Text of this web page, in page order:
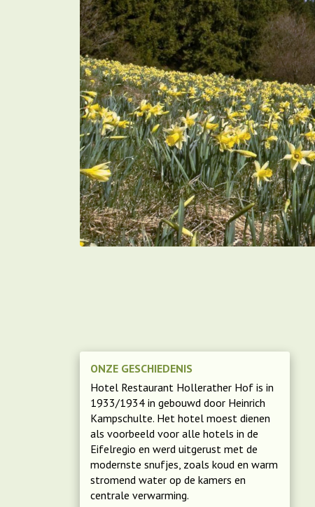
ONZE GESCHIEDENIS
Hotel Restaurant Hollerather Hof is in
1933/1934 in gebouwd door Heinrich
Kampschulte. Het hotel moest dienen
als voorbeeld voor alle hotels in de
Eifelregio en werd uitgerust met de
modernste snufjes, zoals koud en warm
stromend water op de kamers en
centrale verwarming.